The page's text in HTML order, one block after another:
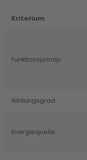
Kriterium
Funktionsprinzip
Wirkungsgrad
Energiequelle